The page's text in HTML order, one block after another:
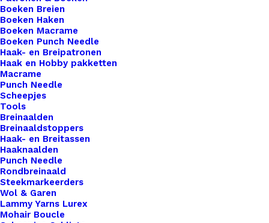
Boeken Breien
Boeken Haken
Boeken Macrame
Boeken Punch Needle
Haak- en Breipatronen
Haak en Hobby pakketten
Macrame
Punch Needle
Scheepjes
Tools
Breinaalden
Breinaaldstoppers
Haak- en Breitassen
Haaknaalden
Punch Needle
Rondbreinaald
Steekmarkeerders
Wol & Garen
Lammy Yarns Lurex
Mohair BoucleRonde Leren Labels Klein 17mm